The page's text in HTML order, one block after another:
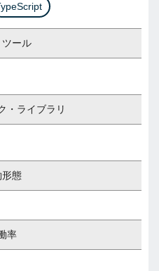
ール
・ライブラリ
形態
率